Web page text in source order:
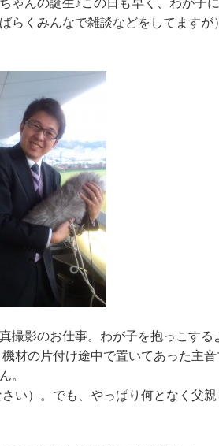
ゃんの誕生♪この日も早く、わが子
らくみんなで雑談などをしてますが
撮影のお仕事。わが子を抱っこする
材の片付け途中で置いてあった主
。
い）。でも、やっぱり何となく父